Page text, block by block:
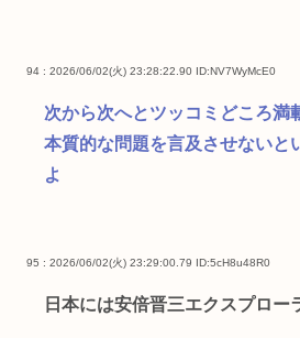
94 : 2026/06/02(火) 23:28:22.90 ID:NV7WyMcE0
次から次へとツッコミどころ満
本質的な問題を言及させないと
よ
95 : 2026/06/02(火) 23:29:00.79 ID:5cH8u48R0
日本には安倍晋三エクスプロー